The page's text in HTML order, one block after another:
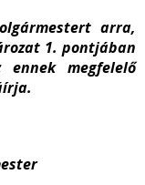
arra,
1. pontjában
megfelelő